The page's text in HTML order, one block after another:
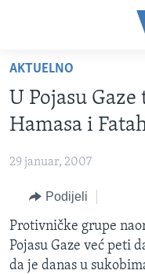
glavni
sadržaj
Pređi
na
glavnu
navigaciju
pretragu
VIJESTI
SJEDINJENE
BOSNA I
NAUKA I TEHNOLOGIJA
SPECIJALNI PROJEKTI
KORUPCIJA
AKTUELNO
U Pojasu
Hamasa i
29 januar, 2007
Podijeli
Protivničke grupe
Pojasu Gaze već peti
da je danas u